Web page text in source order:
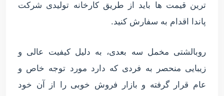
ترین قیمت ها باید از طریق کارخانه تولیدی شرکت
پاندا اقدام به سفارش کنید.
روبالشتی مخمل سه بعدی، به دلیل کیفیت عالی و
زیبایی منحصر به فردی که دارد مورد توجه خاص و
عام قرار گرفته و بازار فروش خوبی را از آن خود